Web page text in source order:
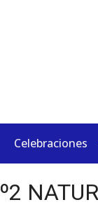
Celebraciones